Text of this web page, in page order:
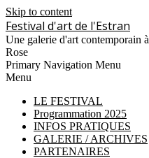
Skip to content
Festival d'art de l'Estran
Une galerie d'art contemporain
Rose
Primary Navigation Menu
Menu
LE FESTIVAL
Programmation 2025
INFOS PRATIQUES
GALERIE / ARCHIVES
PARTENAIRES